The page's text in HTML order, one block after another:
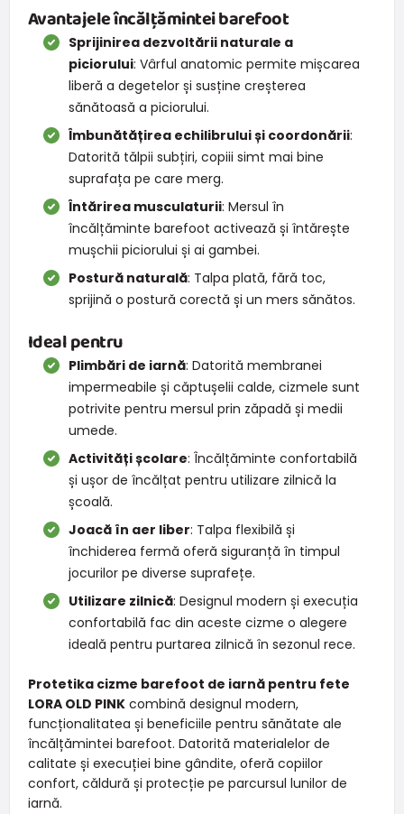
Avantajele încălțămintei barefoot
Sprijinirea dezvoltării naturale a
piciorului: Vârful anatomic permite mișcarea
liberă a degetelor și susține creșterea
sănătoasă a piciorului.
Îmbunătățirea echilibrului și coordonării:
Datorită tălpii subțiri, copiii simt mai bine
suprafața pe care merg.
Întărirea musculaturii: Mersul în
încălțăminte barefoot activează și întărește
mușchii piciorului și ai gambei.
Postură naturală: Talpa plată, fără toc,
sprijină o postură corectă și un mers sănătos.
Ideal pentru
Plimbări de iarnă: Datorită membranei
impermeabile și căptușelii calde, cizmele sunt
potrivite pentru mersul prin zăpadă și medii
umede.
Activități școlare: Încălțăminte confortabilă
și ușor de încălțat pentru utilizare zilnică la
școală.
Joacă în aer liber: Talpa flexibilă și
închiderea fermă oferă siguranță în timpul
jocurilor pe diverse suprafețe.
Utilizare zilnică: Designul modern și execuția
confortabilă fac din aceste cizme o alegere
ideală pentru purtarea zilnică în sezonul rece.
Protetika cizme barefoot de iarnă pentru fete
LORA OLD PINKcombină designul modern,
funcționalitatea și beneficiile pentru sănătate ale
încălțămintei barefoot. Datorită materialelor de
calitate și execuției bine gândite, oferă copiilor
confort, căldură și protecție pe parcursul lunilor de
iarnă.